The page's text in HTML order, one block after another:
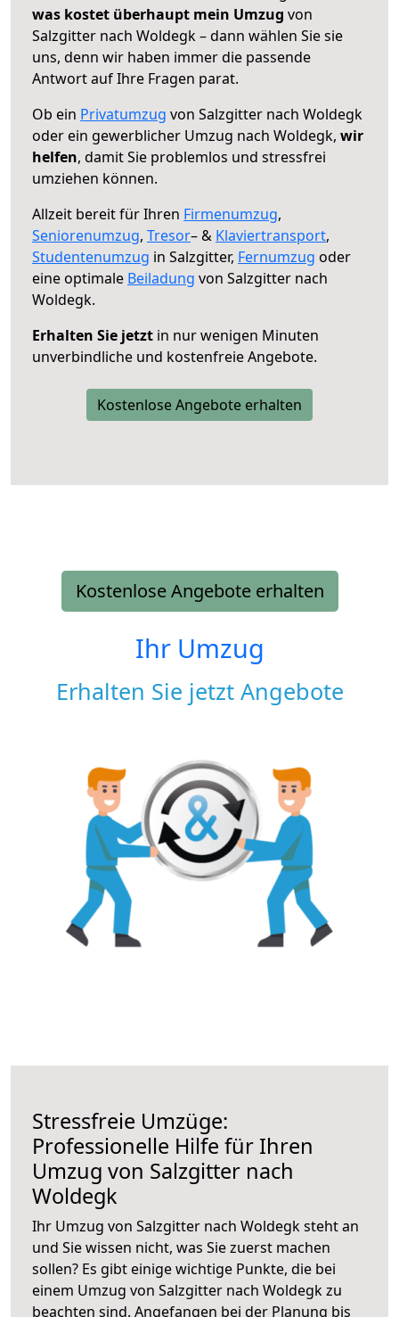
was kostet überhaupt mein Umzug von
Salzgitter nach Woldegk – dann wählen Sie sie
uns, denn wir haben immer die passende
Antwort auf Ihre Fragen parat.
Ob ein Privatumzug von Salzgitter nach Woldegk
oder ein gewerblicher Umzug nach Woldegk, wir
helfen, damit Sie problemlos und stressfrei
umziehen können.
Allzeit bereit für Ihren Firmenumzug,
Seniorenumzug, Tresor– & Klaviertransport,
Studentenumzug in Salzgitter, Fernumzug oder
eine optimale Beiladung von Salzgitter nach
Woldegk.
Erhalten Sie jetzt in nur wenigen Minuten
unverbindliche und kostenfreie Angebote.
Kostenlose Angebote erhalten
Kostenlose Angebote erhalten
Ihr Umzug
Erhalten Sie jetzt Angebote
Stressfreie Umzüge:
Professionelle Hilfe für Ihren
Umzug von Salzgitter nach
Woldegk
Ihr Umzug von Salzgitter nach Woldegk steht an
und Sie wissen nicht, was Sie zuerst machen
sollen? Es gibt einige wichtige Punkte, die bei
einem Umzug von Salzgitter nach Woldegk zu
beachten sind. Angefangen bei der Planung bis